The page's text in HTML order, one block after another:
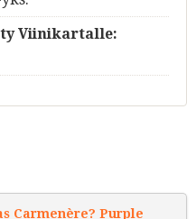
Viinikartalle:
Carmenère? Purple